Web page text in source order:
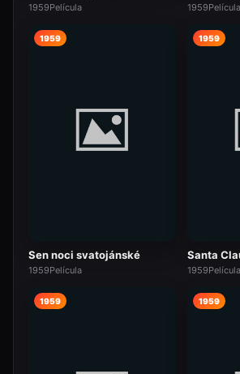
1959Película 1959Película
1959
Sen noci svatojánské
1959Película
1959
Santa
1959Película
1959 1959